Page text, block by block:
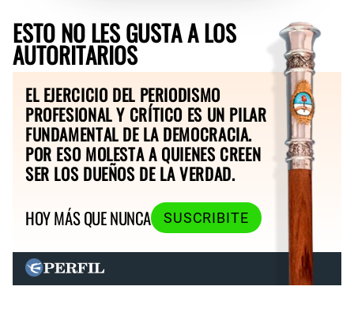
ESTO NO LES GUSTA A LOS
AUTORITARIOS
EL EJERCICIO DEL PERIODISMO
PROFESIONAL Y CRÍTICO ES UN PILAR
FUNDAMENTAL DE LA DEMOCRACIA.
POR ESO MOLESTA A QUIENES CREEN
SER LOS DUEÑOS DE LA VERDAD.
HOY MÁS QUE NUNCA
SUSCRIBITE